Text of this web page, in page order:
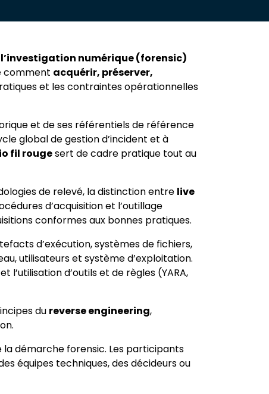
numérique (forensic)
comment acquérir, préserver,
et les contraintes opérationnelles
et de ses référentiels de référence
global de gestion d’incident et à
fil rougesert de cadre pratique tout au
de relevé, la distinction entre live
d’acquisition et l’outillage
conformes aux bonnes pratiques.
d’exécution, systèmes de fichiers,
utilisateurs et système d’exploitation.
et l’utilisation d’outils et de règles (YARA,
du reverse engineering,
la démarche forensic. Les participants
équipes techniques, des décideurs ou